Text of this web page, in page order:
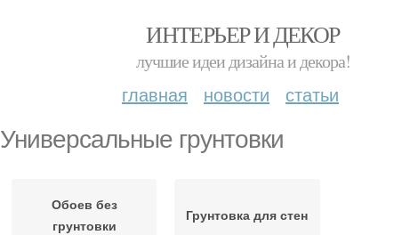
ИНТЕРЬЕР И ДЕКОР
лучшие идеи дизайна и декора!
главная новости статьи
Универсальные грунтовки
Обоев без
грунтовки
Грунтовка для стен